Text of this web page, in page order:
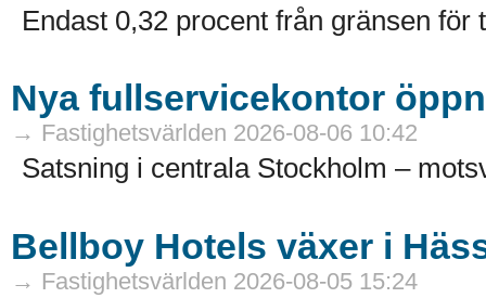
Endast 0,32 procent från gränsen för
Nya fullservicekontor
→ Fastighetsvärlden 2026-08-06 10:42
Satsning i centrala Stockholm –
Bellboy Hotels växer i
→ Fastighetsvärlden 2026-08-05 15:24